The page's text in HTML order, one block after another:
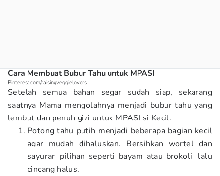
Cara Membuat Bubur Tahu untuk MPASI
Pinterest.com/raisingveggielovers
Setelah semua bahan segar sudah siap, sekarang
saatnya Mama mengolahnya menjadi bubur tahu yang
lembut dan penuh gizi untuk MPASI si Kecil.
Potong tahu putih menjadi beberapa bagian kecil
agar mudah dihaluskan. Bersihkan wortel dan
sayuran pilihan seperti bayam atau brokoli, lalu
cincang halus.